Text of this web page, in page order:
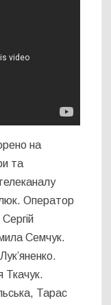
на
та
Оператор
Семчук.
Ткачук.
Тарас